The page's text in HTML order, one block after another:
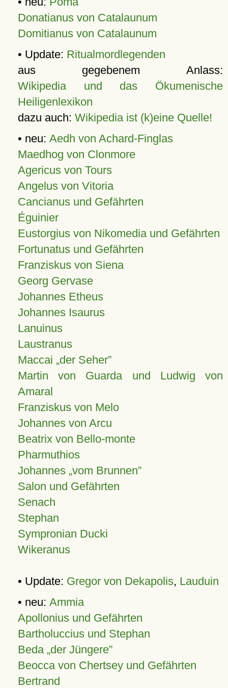
Donatianus von Catalaunum
Domitianus von Catalaunum
• Update: Ritualmordlegenden
aus gegebenem Anlass:
Wikipedia und das Ökumenische
Heiligenlexikon
dazu auch: Wikipedia ist (k)eine Quelle!
• neu: Aedh von Achard-Finglas
Maedhog von Clonmore
Agericus von Tours
Angelus von Vitoria
Cancianus und Gefährten
Éguinier
Eustorgius von Nikomedia und Gefährten
Fortunatus und Gefährten
Franziskus von Siena
Georg Gervase
Johannes Etheus
Johannes Isaurus
Lanuinus
Laustranus
Maccai „der Seher”
Martin von Guarda und Ludwig von
Amaral
Franziskus von Melo
Johannes von Arcu
Beatrix von Bello-monte
Pharmuthios
Johannes vom Brunnen
Salon und Gefährten
Senach
Stephan
Sympronian Ducki
Wikeranus
• Update: Gregor von Dekapolis, Lauduin
• neu: Ammia
Apollonius und Gefährten
Bartholuccius und Stephan
Beda „der Jüngere”
Beocca von Chertsey und Gefährten
Bertrand